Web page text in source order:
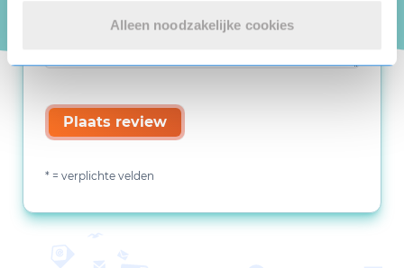
Alleen noodzakelijke cookies
Plaats review
* = verplichte velden